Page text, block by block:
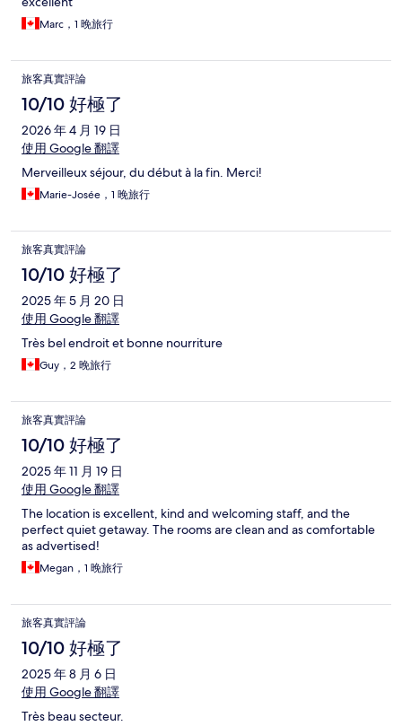
Marc，1 晚旅行
旅客真實評論
10/10 好極了
2026 年 4 月 19 日
使用 Google 翻譯
Merveilleux séjour, du début à la fin. Merci!
Marie-Josée，1 晚旅行
旅客真實評論
10/10 好極了
2025 年 5 月 20 日
使用 Google 翻譯
Très bel endroit et bonne nourriture
Guy，2 晚旅行
旅客真實評論
10/10 好極了
2025 年 11 月 19 日
使用 Google 翻譯
The location is excellent, kind and welcoming staff, and the
perfect quiet getaway. The rooms are clean and as comfortable
as advertised!
Megan，1 晚旅行
旅客真實評論
10/10 好極了
2025 年 8 月 6 日
使用 Google 翻譯
Très beau secteur.